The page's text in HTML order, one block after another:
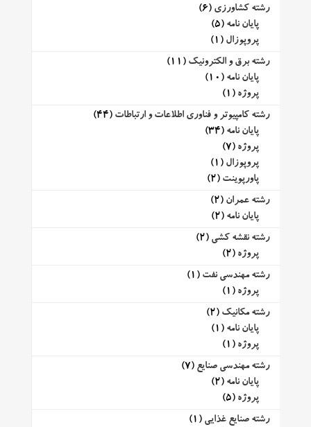
رشته کشاورزی (6)
پایان نامه (5)
پروپوزال (1)
رشته برق و الکترونیک (11)
پایان نامه (10)
پروژه (1)
رشته کامپیوتر و فناوری اطلاعات و ارتباطات (44)
پایان نامه (34)
پروژه (7)
پروپوزال (1)
پاورپوینت (2)
رشته عمران (2)
پایان نامه (2)
رشته نقشه کشی (2)
پروژه (2)
رشته مهندسی نفت (1)
پروژه (1)
رشته مکانیک (2)
پایان نامه (1)
پروژه (1)
رشته مهندسی صنایع (7)
پایان نامه (2)
پروژه (5)
رشته صنایع غذایی (1)